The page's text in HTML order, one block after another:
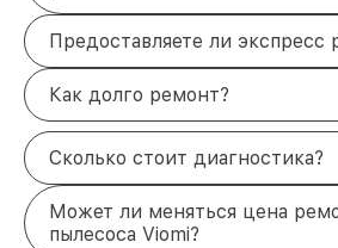
Предоставляете ли экспресс
Как долго ремонт?
Сколько стоит диагностика?
Может ли меняться цена
пылесоса Viomi?